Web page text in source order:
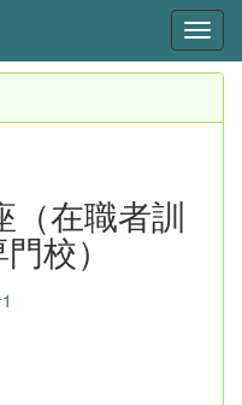
（在職者訓
校）